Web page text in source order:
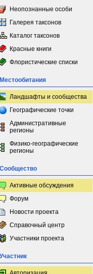
Неопознанные особи
Галерея таксонов
Каталог таксонов
Красные книги
Флористические списки
Местообитания
Ландшафты и сообщества
Географические точки
Административные
регионы
Физико-географические
регионы
Сообщество
Активные обсуждения
Форум
Новости проекта
Справочный центр
Участники проекта
Участник